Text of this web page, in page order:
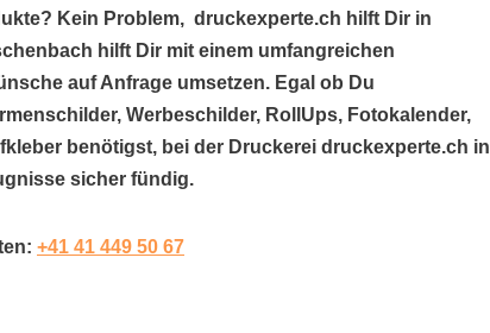
Kein Problem, druckexperte.ch hilft Dir in
hilft Dir mit einem umfangreichen
auf Anfrage umsetzen. Egal ob Du
Werbeschilder, RollUps, Fotokalender,
benötigst, bei der Druckerei druckexperte.ch in
sicher fündig.
+41 41 449 50 67